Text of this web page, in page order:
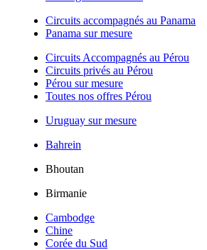
Circuits accompagnés au Panama
Panama sur mesure
Circuits Accompagnés au Pérou
Circuits privés au Pérou
Pérou sur mesure
Toutes nos offres Pérou
Uruguay sur mesure
Bahrein
Bhoutan
Birmanie
Cambodge
Chine
Corée du Sud